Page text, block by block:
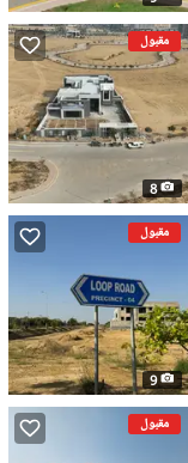
مقبول
8
مقبول
9
مقبول